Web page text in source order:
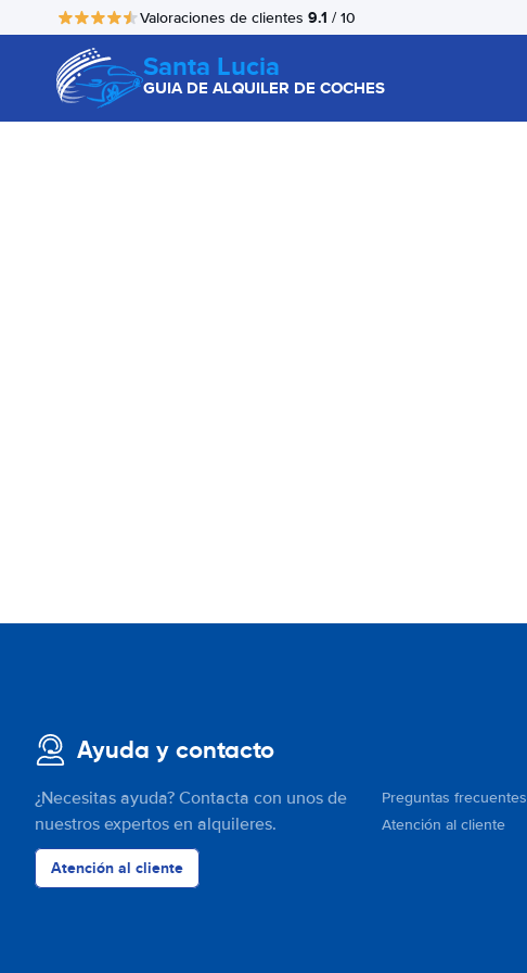
Valoraciones de clientes 9.1 / 10
Santa Lucia
GUIA DE ALQUILER DE COCHES
Ayuda y contacto
¿Necesitas ayuda? Contacta con unos de
nuestros expertos en alquileres.
Atención al cliente
Preguntas frecuentes
Atención al cliente